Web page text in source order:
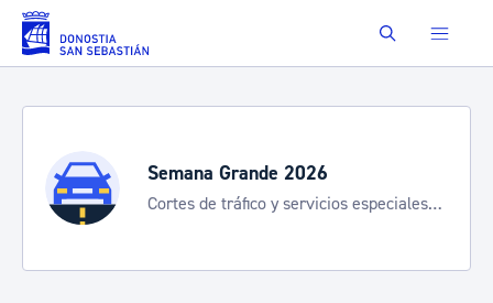
Saltar al contenido principal Buscar
Semana Grande 2026
Cortes de tráfico y servicios especiales